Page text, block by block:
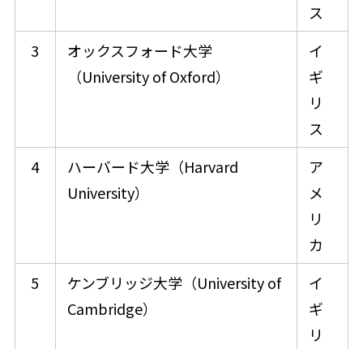
ス​
3
オックスフォード大学
（University of Oxford）
イ
ギ
リ
ス​
4
ハーバード大学（Harvard
University）
ア
メ
リ
カ
5
ケンブリッジ大学（University of
Cambridge）
イ
ギ
リ